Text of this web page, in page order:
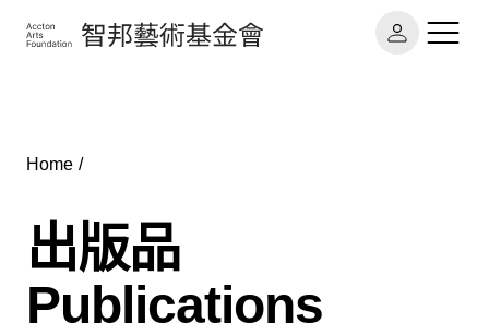
最新消息 News
專題計畫 Projects
藝術人才 Artists
願景
使命
鐵道主題
藝術玩物
Home
出版品
Publications